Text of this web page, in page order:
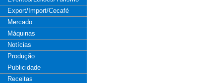
Export/Import/Cecafé
Mercado
Máquinas
Notícias
Produção
Publicidade
Receitas